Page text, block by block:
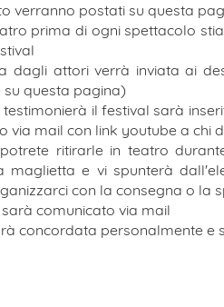
verranno postati su questa
prima di ogni spettacolo
dagli attori verrà inviata ai
questa pagina)
il festival sarà
via mail con link youtube a chi
ritirarle in teatro
e vi spunterà
con la consegna o la
comunicato via mail
concordata personalmente e